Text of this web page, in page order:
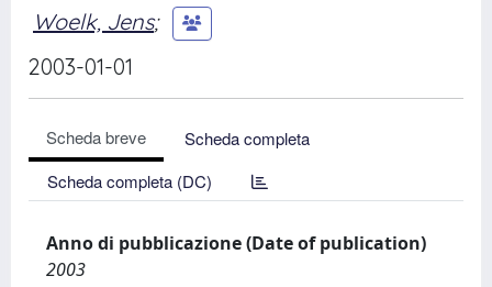
Woelk, Jens;
2003-01-01
Scheda breve
Scheda completa
Scheda completa (DC)
Anno di pubblicazione (Date of publication)
2003